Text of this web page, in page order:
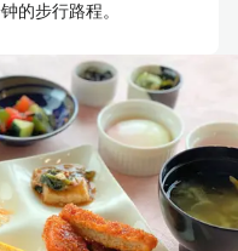
的步行路程。